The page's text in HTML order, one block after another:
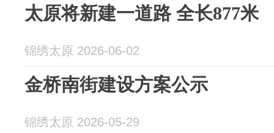
太原将新建一道路 全长877米
锦绣太原 2026-06-02
金桥南街建设方案公示
锦绣太原 2026-05-29